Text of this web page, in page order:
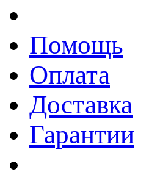
Помощь
Оплата
Доставка
Гарантии